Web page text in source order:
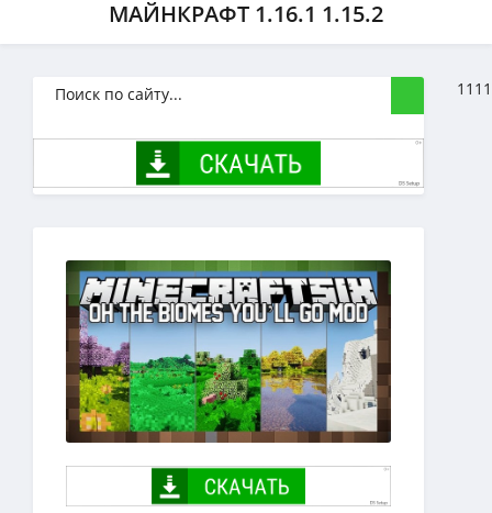
МАЙНКРАФТ 1.16.1 1.15.2
1111